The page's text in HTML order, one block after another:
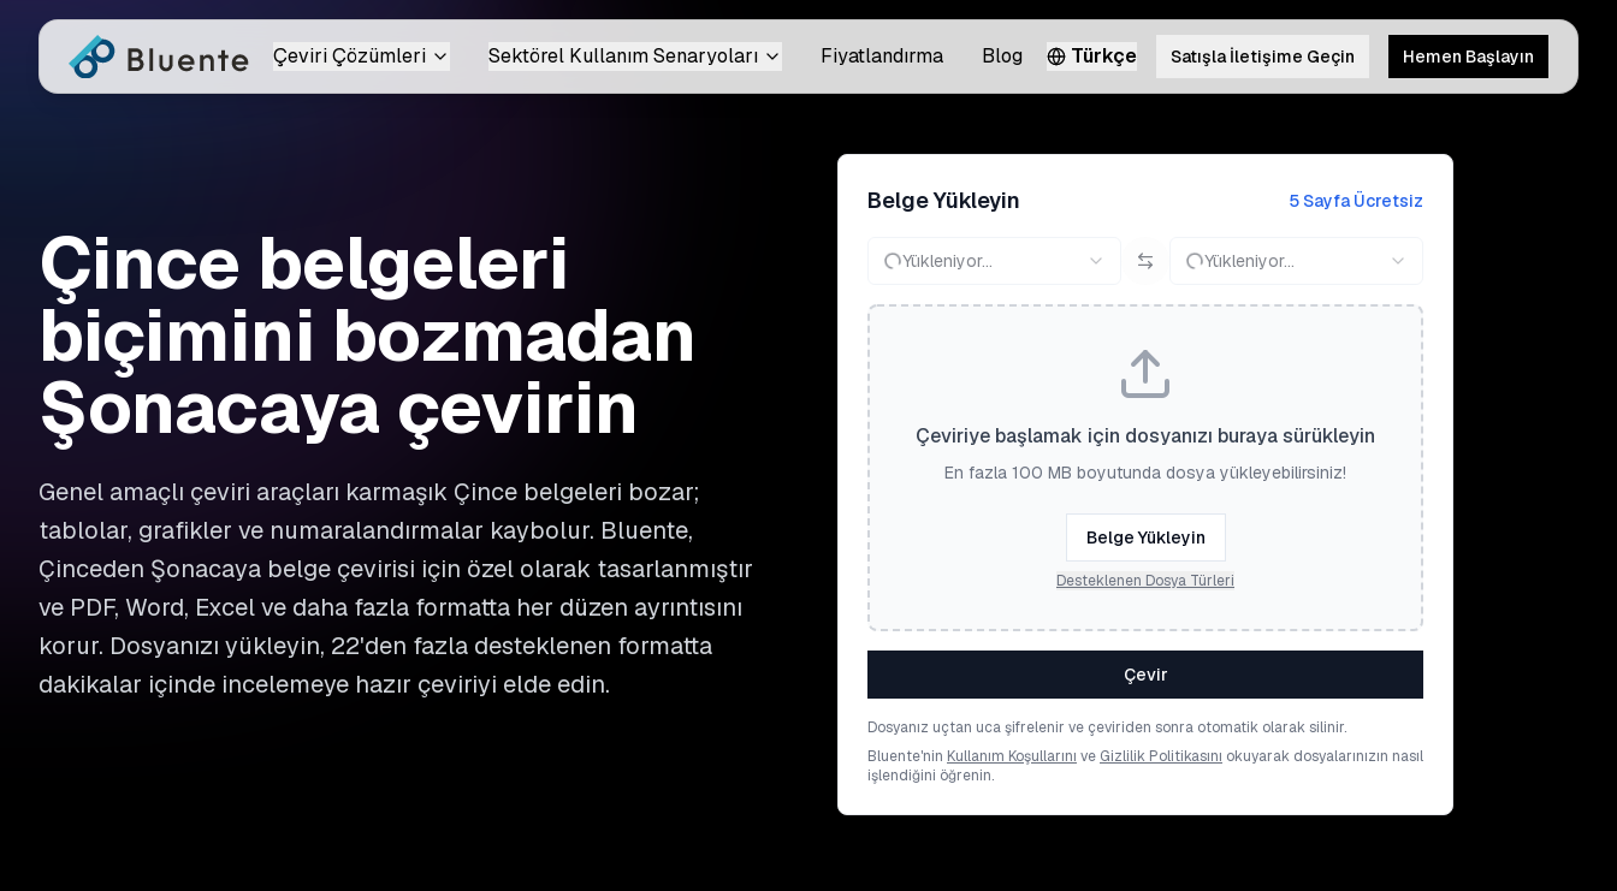
Çeviri Çözümleri Sektörel Kullanım Senaryoları Fiyatlandırma Blog Türkçe Satışla İletişime Geçin Hemen Başlayın
Çince belgeleri
biçimini bozmadan
Şonacaya çevirin
Genel amaçlı çeviri araçları karmaşık Çince belgeleri bozar;
tablolar, grafikler ve numaralandırmalar kaybolur. Bluente,
Çinceden Şonacaya belge çevirisi için özel olarak tasarlanmıştır
ve PDF, Word, Excel ve daha fazla formatta her düzen ayrıntısını
korur. Dosyanızı yükleyin, 22'den fazla desteklenen formatta
dakikalar içinde incelemeye hazır çeviriyi elde edin.
Belge Yükleyin 5 Sayfa Ücretsiz
Yükleniyor... Yükleniyor...
Çeviriye başlamak için dosyanızı buraya sürükleyin
En fazla 100 MB boyutunda dosya yükleyebilirsiniz!
Belge Yükleyin
Desteklenen Dosya Türleri
Çevir
Dosyanız uçtan uca şifrelenir ve çeviriden sonra otomatik olarak silinir.
Bluente'nin Kullanım Koşullarını ve Gizlilik Politikasını okuyarak dosyalarınızın nasıl
işlendiğini öğrenin.